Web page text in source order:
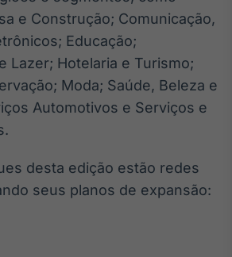
Broadcast
Curadoria
Curadoria de
noticiosos
Radar
Monitoramento
inteligente de
e Construção; Comunicação,
Educação;
Lazer; Hotelaria e Turismo;
Moda; Saúde, Beleza e
Automotivos e Serviços e
desta edição estão redes
seus planos de expansão: